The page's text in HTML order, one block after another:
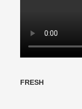
FRESH